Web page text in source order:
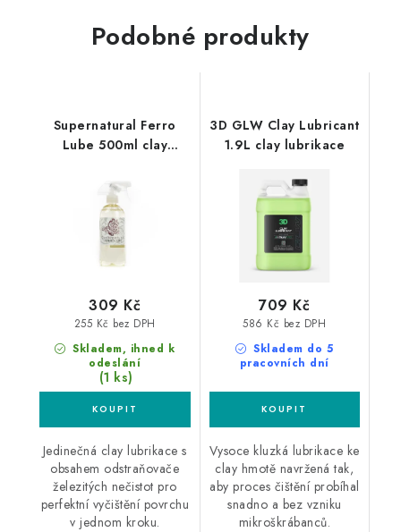
Podobné produkty
Supernatural Ferro
Lube 500ml clay
Skladem, ihned k
odeslání
(1 ks)
255 Kč bez DPH
309 Kč
Jedinečná clay lubrikace s
obsahem odstraňovače
železitých nečistot pro
perfektní vyčištění povrchu
v jednom kroku.
3D GLW Clay Lubricant
1.9L clay lubrikace
Skladem do 5
pracovních dní
586 Kč bez DPH
709 Kč
Vysoce kluzká lubrikace ke
clay hmotě navržená tak,
aby proces čištění probíhal
snadno a bez vzniku
mikroškrábanců.